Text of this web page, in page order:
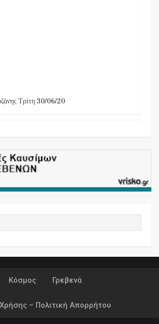
Τρίτη 30/06/20
Κόσμος Γρεβενά
– Πολιτική Απορρήτου